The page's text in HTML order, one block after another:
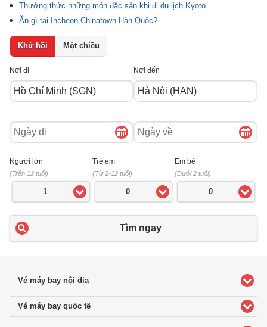
Thưởng thức những món đặc sản khi đi du lịch Kyoto
Ăn gì tại Incheon Chinatown Hàn Quốc?
Khứ hồi Một chiều
Nơi đi Nơi đến
Ngày
đi
Ngày
về
Người lớn
(Trên 12 tuổi)
1
Trẻ em
(Từ 2-12 tuổi)
0
Em bé
(Dưới 2 tuổi)
0
Tìm ngay
Vé máy bay nội địaclick to expand contents
Vé máy bay quốc tếclick to expand contents